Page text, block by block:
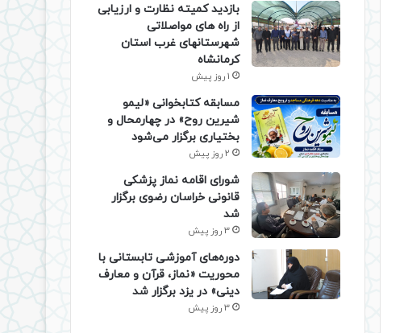
بازدید کمیته نظارت و ارزیابی
از راه های مواصلاتی
شهرستانهای غرب استان
کرمانشاه
1 روز پیش
مسابقه کتابخوانی «لیمو
شیرین روح» در چهارمحال و
بختیاری برگزار می‌شود
2 روز پیش
شورای اقامه نماز پزشکی
قانونی خراسان رضوی برگزار
شد
3 روز پیش
دوره‌های آموزشی تابستانی با
محوریت «نماز، قرآن و معارف
دینی» در یزد برگزار شد
3 روز پیش